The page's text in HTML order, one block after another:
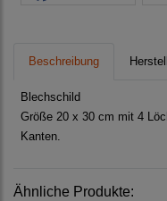
Beschreibung
Blechschild
Größe 20 x 30 cm mit 4
Kanten.
Ähnliche Produkte: